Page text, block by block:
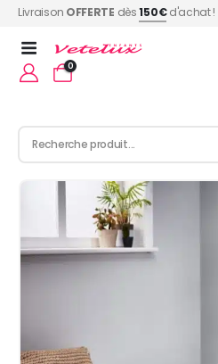
Livraison OFFERTE dès150€d'achat !
0